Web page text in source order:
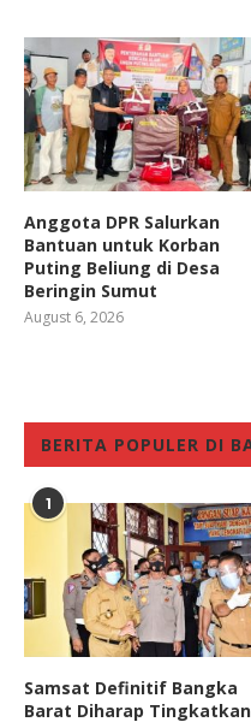
Anggota DPR Salurkan
Bantuan untuk Korban
Puting Beliung di Desa
Beringin Sumut
August 6, 2026
BERITA POPULER DI
1
Samsat Definitif Bangka
Barat Diharap Tingkatkan